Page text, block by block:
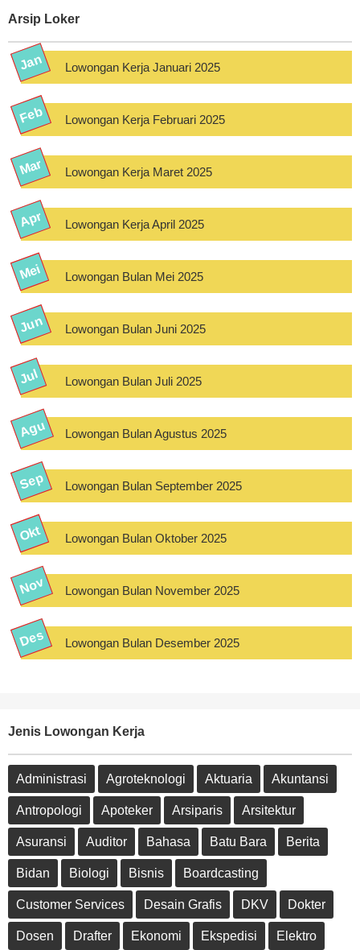
Arsip Loker
Lowongan Kerja Januari 2025
Lowongan Kerja Februari 2025
Lowongan Kerja Maret 2025
Lowongan Kerja April 2025
Lowongan Bulan Mei 2025
Lowongan Bulan Juni 2025
Lowongan Bulan Juli 2025
Lowongan Bulan Agustus 2025
Lowongan Bulan September 2025
Lowongan Bulan Oktober 2025
Lowongan Bulan November 2025
Lowongan Bulan Desember 2025
Jenis Lowongan Kerja
Administrasi Agroteknologi Aktuaria Akuntansi
Antropologi Apoteker Arsiparis Arsitektur
Asuransi Auditor Bahasa Batu Bara Berita
Bidan Biologi Bisnis Boardcasting
Customer Services Desain Grafis DKV Dokter
Dosen Drafter Ekonomi Ekspedisi Elektro